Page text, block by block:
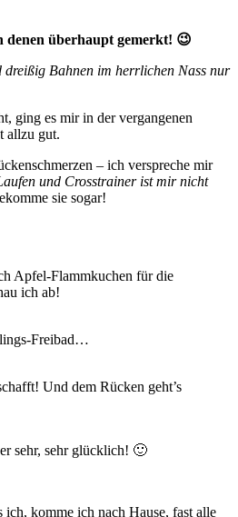
denen überhaupt gemerkt! 😉
Bahnen im herrlichen Nass nur
ging es mir in der vergangenen
allzu gut.
– ich verspreche mir
und Crosstrainer ist mir nicht
sie sogar!
Apfel-Flammkuchen für die
ich ab!
Freibad…
Und dem Rücken geht’s
sehr, sehr glücklich! 🙂
komme ich nach Hause, fast alle